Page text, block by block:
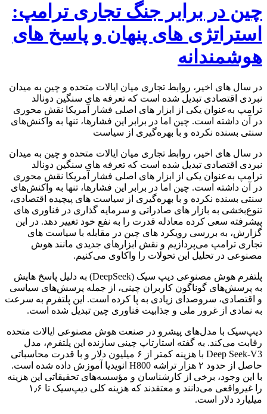
چین در برابر جنگ تجاری ترامپ:
استراتژی‌ های پنهان و پاسخ‌ های
هوشمندانه
در سال‌ های اخیر، روابط تجاری میان ایالات متحده و چین به میدان
نبردی اقتصادی تبدیل شده است که تعرفه‌ های سنگین دونالد
ترامپ به‌عنوان یکی از ابزار های اصلی فشار آمریکا نقش محوری
در آن داشته است. چین اما در برابر این فشارها، تنها به واکنش‌های
سنتی بسنده نکرده و با بهره‌گیری از سیاست‌
در سال‌ های اخیر، روابط تجاری میان ایالات متحده و چین به میدان
نبردی اقتصادی تبدیل شده است که تعرفه‌ های سنگین دونالد
ترامپ به‌عنوان یکی از ابزار های اصلی فشار آمریکا نقش محوری
در آن داشته است. چین اما در برابر این فشارها، تنها به واکنش‌های
سنتی بسنده نکرده و با بهره‌گیری از سیاست‌ های پیچیده اقتصادی،
تنوع‌بخشی به بازار های صادراتی و سرمایه‌ گذاری در فناوری‌ های
پیشرفته سعی کرده معادله قدرت را به نفع خود تغییر دهد. در این
گزارش، به بررسی رویکرد های چین در مقابله با سیاست‌ های
تجاری ترامپ می‌پردازیم و نقش ابزارهای جدیدی مانند هوش
مصنوعی در تحلیل این تحولات را واکاوی می‌کنیم.
پلتفرم هوش مصنوعی دیپ‌ سیک (DeepSeek) به دلیل پاسخ‌ هایش
به پرسش‌های گوناگون کاربران چینی، از جمله پرسش‌های سیاسی
و اقتصادی، سروصدای زیادی به پا کرده است. این پلتفرم به سرعت
به نمادی از غرور ملی و جذابیت فناوری چین تبدیل شده است.
دیپ‌سیک با مدل‌های پیشرو در صنعت هوش مصنوعی ایالات متحده
رقابت می‌کند. به گفته استارتاپ چینی سازنده این پلتفرم، مدل
Deep Seek-V3 با هزینه کمتر از ۶ میلیون دلار و با قدرت محاسباتی
حاصل از حدود ۲ هزار تراشه H800 انویدیا آموزش داده شده است.
با این وجود، برخی از کارشناسان و مؤسسه‌های تحقیقاتی این هزینه
را غیرواقعی می‌دانند و معتقدند که هزینه کلی دیپ‌سیک تا ۱٫۶
میلیارد دلار است.